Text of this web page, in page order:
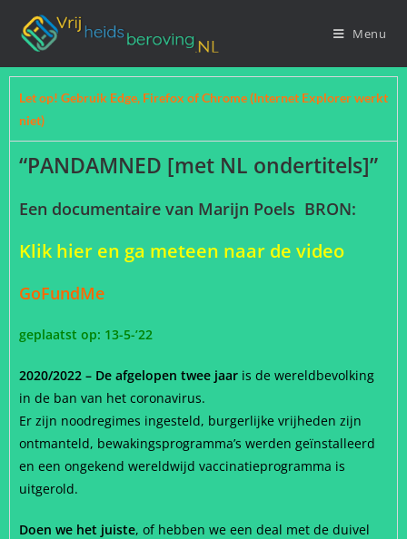
Menu
Let op! Gebruik Edge, Firefox of Chrome (Internet Explorer werkt
niet)
“PANDAMNED [met NL ondertitels]”
Een documentaire van Marijn Poels BRON:
Klik hier en ga meteen naar de video
GoFundMe
geplaatst op: 13-5-’22
2020/2022 – De afgelopen twee jaar is de wereldbevolking
in de ban van het coronavirus.
Er zijn noodregimes ingesteld, burgerlijke vrijheden zijn
ontmanteld, bewakingsprogramma’s werden geïnstalleerd
en een ongekend wereldwijd vaccinatieprogramma is
uitgerold.
Doen we het juiste, of hebben we een deal met de duivel